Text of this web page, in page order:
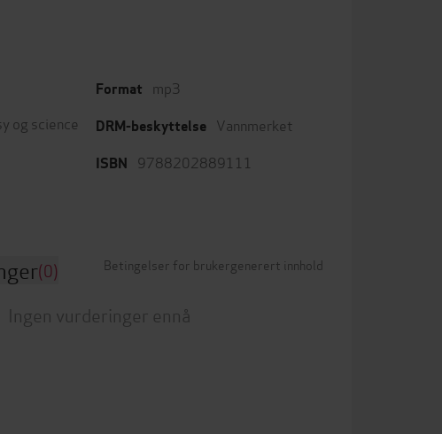
og science
Format mp3
DRM-beskyttelse Vannmerket
ISBN 9788202889111
(0) Betingelser for brukergenerert innhold
Ingen vurderinger ennå